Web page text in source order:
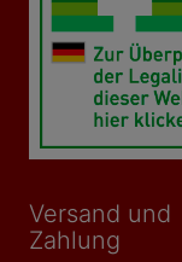
Versand und
Zahlung